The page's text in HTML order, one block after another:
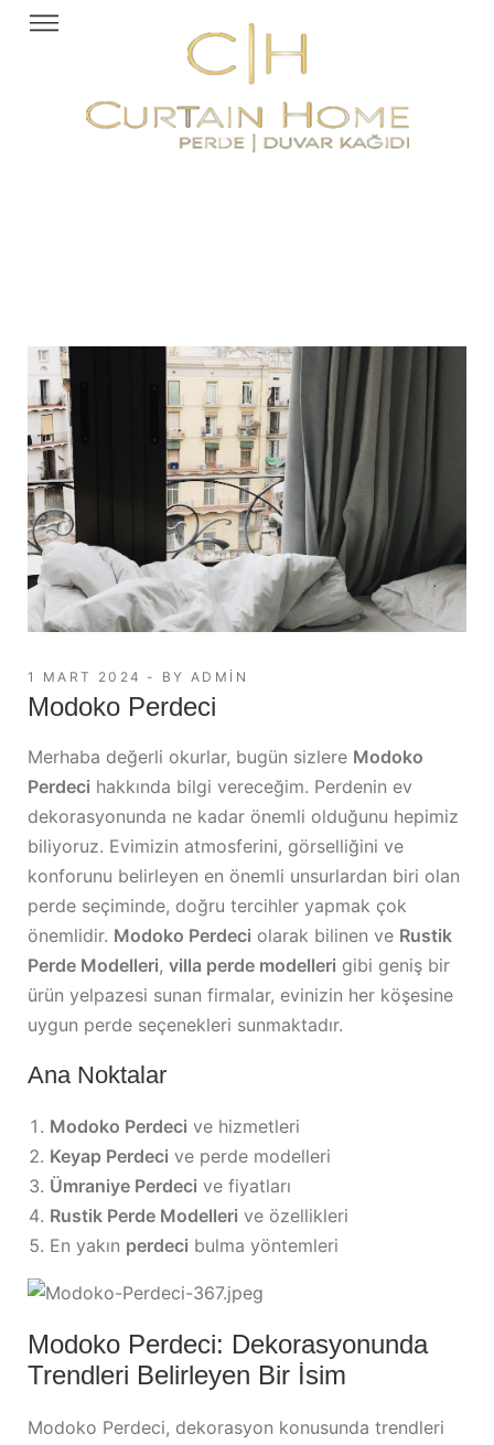
1 MART 2024 BY ADMIN
Modoko Perdeci
Merhaba değerli okurlar, bugün sizlere Modoko
Perdeci hakkında bilgi vereceğim. Perdenin ev
dekorasyonunda ne kadar önemli olduğunu hepimiz
biliyoruz. Evimizin atmosferini, görselliğini ve
konforunu belirleyen en önemli unsurlardan biri olan
perde seçiminde, doğru tercihler yapmak çok
önemlidir. Modoko Perdeci olarak bilinen ve Rustik
Perde Modelleri, villa perde modelleri gibi geniş bir
ürün yelpazesi sunan firmalar, evinizin her köşesine
uygun perde seçenekleri sunmaktadır.
Ana Noktalar
Modoko Perdeci ve hizmetleri
Keyap Perdeci ve perde modelleri
Ümraniye Perdeci ve fiyatları
Rustik Perde Modelleri ve özellikleri
En yakın perdeci bulma yöntemleri
Modoko Perdeci: Dekorasyonunda
Trendleri Belirleyen Bir İsim
Modoko Perdeci, dekorasyon konusunda trendleri